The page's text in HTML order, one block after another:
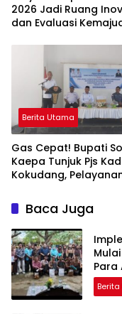
2026 Jadi Ruang
dan Evaluasi
Berita Utama
Gas Cepat! Bupati
Kaepa Tunjuk Pjs
Kokudang,
Baca Juga
Para